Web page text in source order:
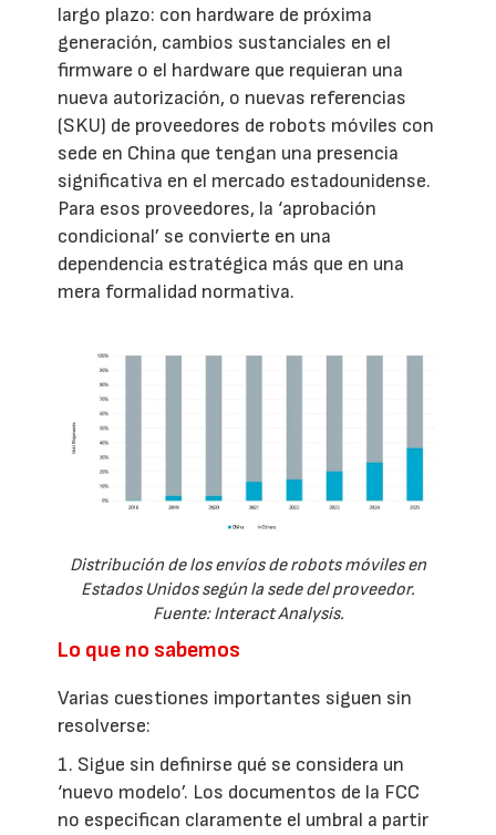
largo plazo: con hardware de próxima
generación, cambios sustanciales en el
firmware o el hardware que requieran una
nueva autorización, o nuevas referencias
(SKU) de proveedores de robots móviles con
sede en China que tengan una presencia
significativa en el mercado estadounidense.
Para esos proveedores, la ‘aprobación
condicional’ se convierte en una
dependencia estratégica más que en una
mera formalidad normativa.
Distribución de los envíos de robots móviles en
Estados Unidos según la sede del proveedor.
Fuente: Interact Analysis.
Lo que no sabemos
Varias cuestiones importantes siguen sin
resolverse:
1. Sigue sin definirse qué se considera un
‘nuevo modelo’. Los documentos de la FCC
no especifican claramente el umbral a partir